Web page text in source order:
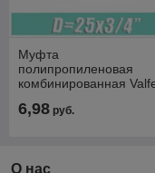
Муфта
полипропиленовая
комбинированная
резьба
6,98 руб.
О нас